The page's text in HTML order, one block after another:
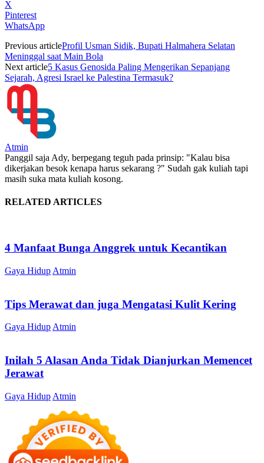
X
Pinterest
WhatsApp
Previous articleProfil Usman Sidik, Bupati Halmahera Selatan
Meninggal saat Main Bola
Next article5 Kasus Genosida Paling Mengerikan Sepanjang
Sejarah, Agresi Israel ke Palestina Termasuk?
Atmin
Panggil saja Ady, berpegang teguh pada prinsip: "Kalau bisa
dikerjakan besok kenapa harus sekarang ?" Sudah gak kuliah tapi
masih suka mata kuliah kosong.
RELATED ARTICLES
4 Manfaat Bunga Anggrek untuk Kecantikan
Gaya Hidup Atmin
Tips Merawat dan juga Mengatasi Kulit Kering
Gaya Hidup Atmin
Inilah 5 Alasan Anda Tidak Dianjurkan Memencet
Jerawat
Gaya Hidup Atmin